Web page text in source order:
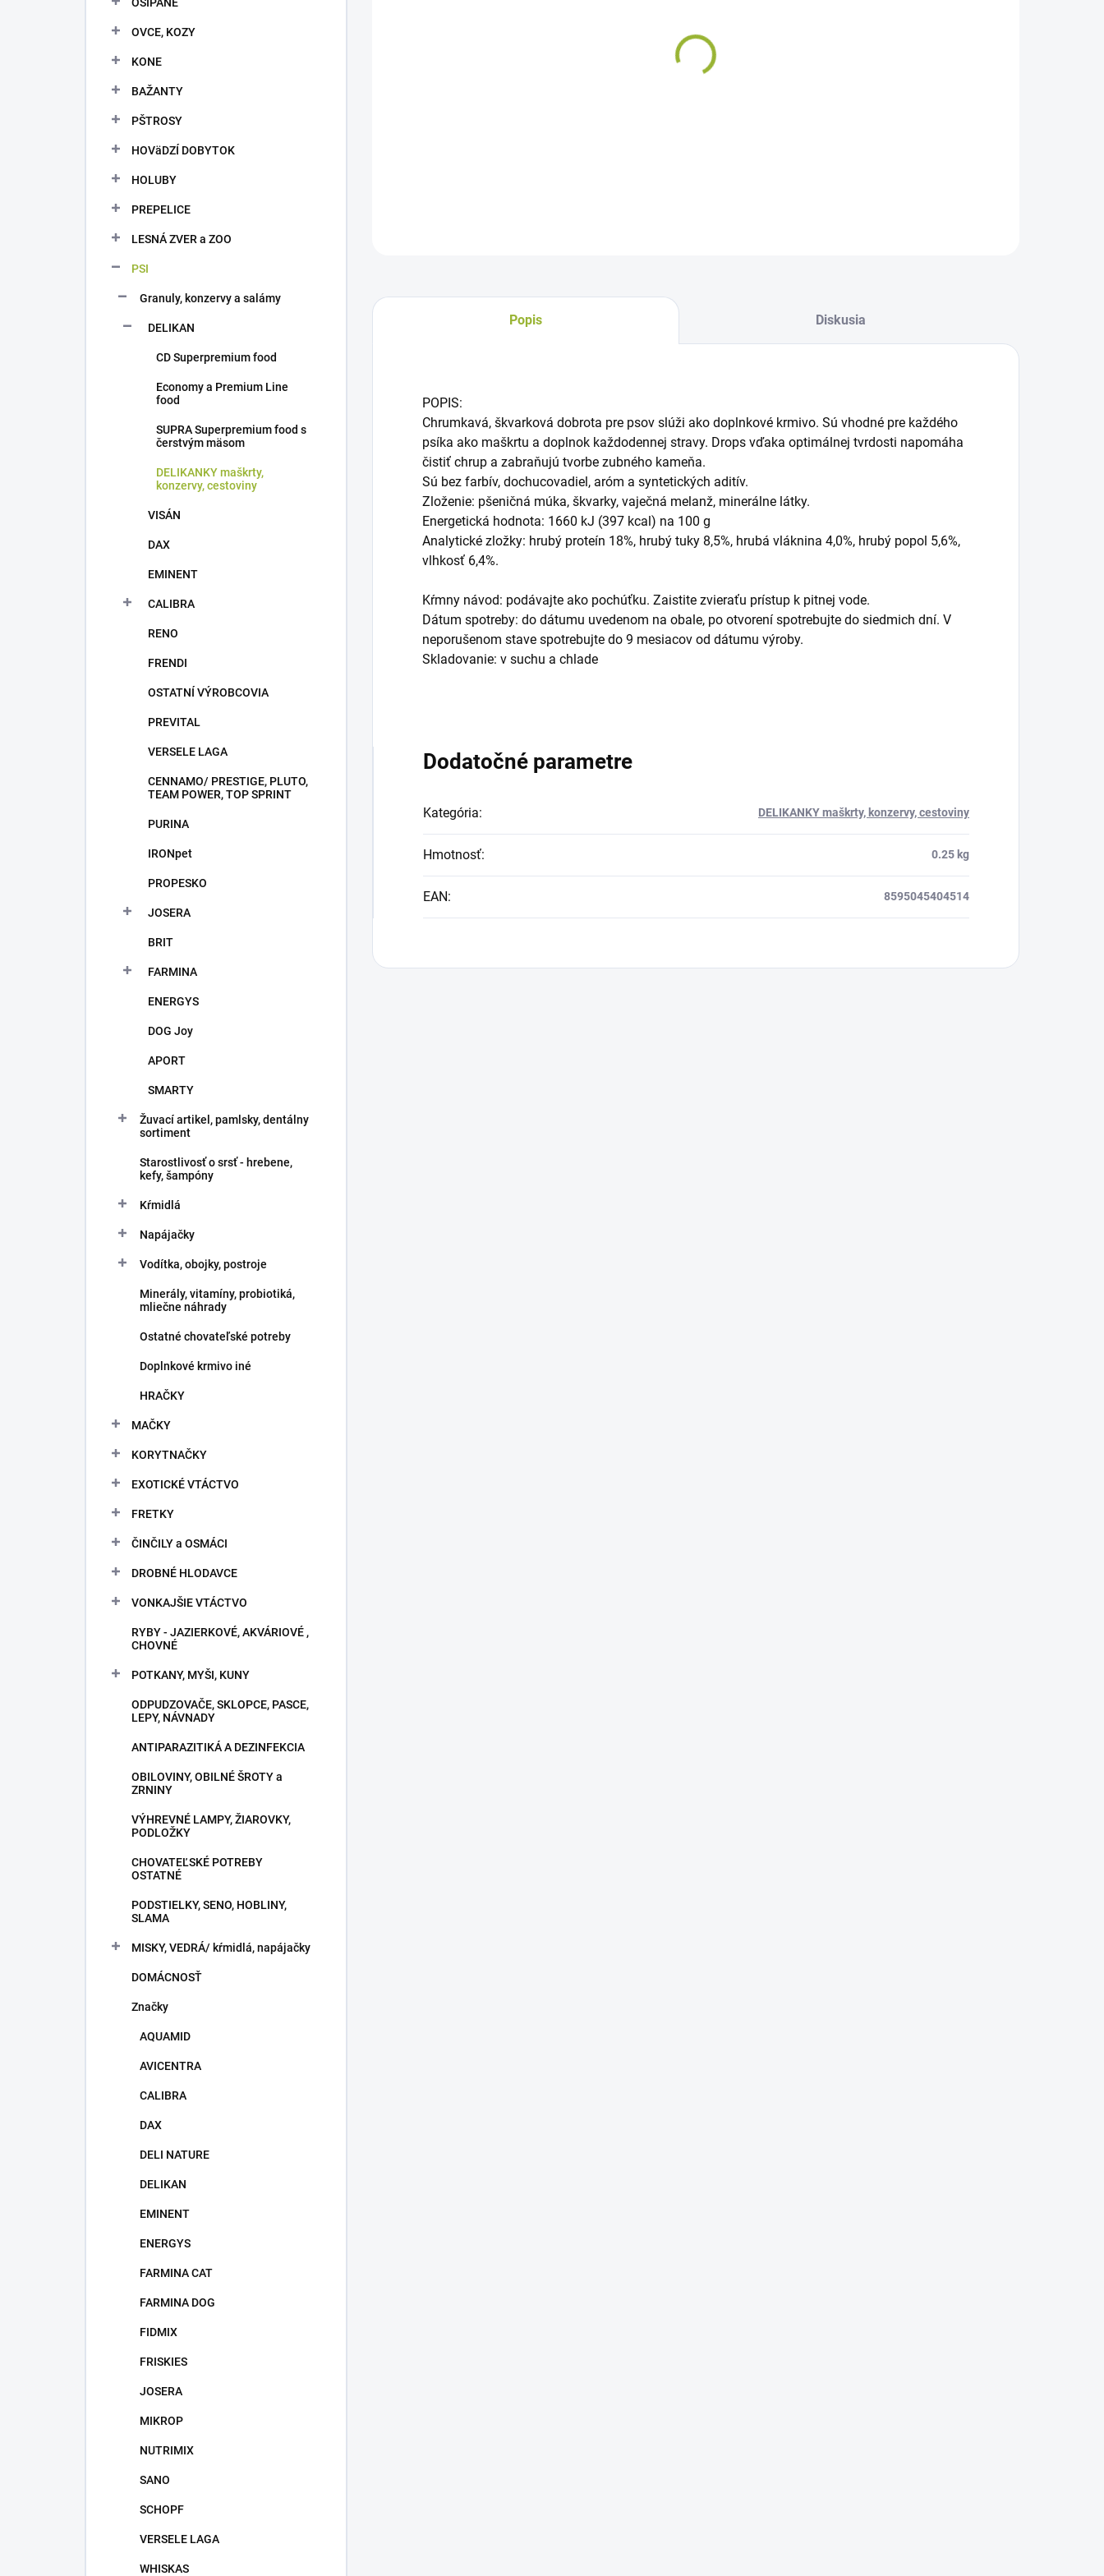
OVCE, KOZY
KONE
BAŽANTY
PŠTROSY
HOVäDZÍ DOBYTOK
HOLUBY
PREPELICE
LESNÁ ZVER a ZOO
PSI
Granuly, konzervy a salámy
DELIKAN
CD Superpremium food
Economy a Premium Line
food
SUPRA Superpremium food s
čerstvým mäsom
DELIKANKY maškrty,
konzervy, cestoviny
VISÁN
DAX
EMINENT
CALIBRA
RENO
FRENDI
OSTATNÍ VÝROBCOVIA
PREVITAL
VERSELE LAGA
CENNAMO/ PRESTIGE, PLUTO,
TEAM POWER, TOP SPRINT
PURINA
IRONpet
PROPESKO
JOSERA
BRIT
FARMINA
ENERGYS
DOG Joy
APORT
SMARTY
Žuvací artikel, pamlsky, dentálny
sortiment
Starostlivosť o srsť - hrebene,
kefy, šampóny
Kŕmidlá
Napájačky
Vodítka, obojky, postroje
Minerály, vitamíny, probiotiká,
mliečne náhrady
Ostatné chovateľské potreby
Doplnkové krmivo iné
HRAČKY
MAČKY
KORYTNAČKY
EXOTICKÉ VTÁCTVO
FRETKY
ČINČILY a OSMÁCI
DROBNÉ HLODAVCE
VONKAJŠIE VTÁCTVO
RYBY - JAZIERKOVÉ, AKVÁRIOVÉ ,
CHOVNÉ
POTKANY, MYŠI, KUNY
ODPUDZOVAČE, SKLOPCE, PASCE,
LEPY, NÁVNADY
ANTIPARAZITIKÁ A DEZINFEKCIA
OBILOVINY, OBILNÉ ŠROTY a
ZRNINY
VÝHREVNÉ LAMPY, ŽIAROVKY,
PODLOŽKY
CHOVATEĽSKÉ POTREBY
OSTATNÉ
PODSTIELKY, SENO, HOBLINY,
SLAMA
MISKY, VEDRÁ/ kŕmidlá, napájačky
DOMÁCNOSŤ
Značky
AQUAMID
AVICENTRA
CALIBRA
DAX
DELI NATURE
DELIKAN
EMINENT
ENERGYS
FARMINA CAT
FARMINA DOG
FIDMIX
FRISKIES
JOSERA
MIKROP
NUTRIMIX
SANO
SCHOPF
VERSELE LAGA
WHISKAS
Chrumkavá, škvarková dobrota pre psov slúži ako
Popis Diskusia
POPIS:
Chrumkavá, škvarková dobrota pre psov slúži ako doplnkové krmivo. Sú vhodné pre každého
psíka ako maškrtu a doplnok každodennej stravy. Drops vďaka optimálnej tvrdosti napomáha
čistiť chrup a zabraňujú tvorbe zubného kameňa.
Sú bez farbív, dochucovadiel, aróm a syntetických aditív.
Zloženie: pšeničná múka, škvarky, vaječná melanž, minerálne látky.
Energetická hodnota: 1660 kJ (397 kcal) na 100 g
Analytické zložky: hrubý proteín 18%, hrubý tuky 8,5%, hrubá vláknina 4,0%, hrubý popol 5,6%,
vlhkosť 6,4%.
Kŕmny návod: podávajte ako pochúťku. Zaistite zvieraťu prístup k pitnej vode.
Dátum spotreby: do dátumu uvedenom na obale, po otvorení spotrebujte do siedmich dní. V
neporušenom stave spotrebujte do 9 mesiacov od dátumu výroby.
Skladovanie: v suchu a chlade
Dodatočné parametre
Kategória: DELIKANKY maškrty, konzervy, cestoviny
Hmotnosť: 0.25 kg
EAN: 8595045404514